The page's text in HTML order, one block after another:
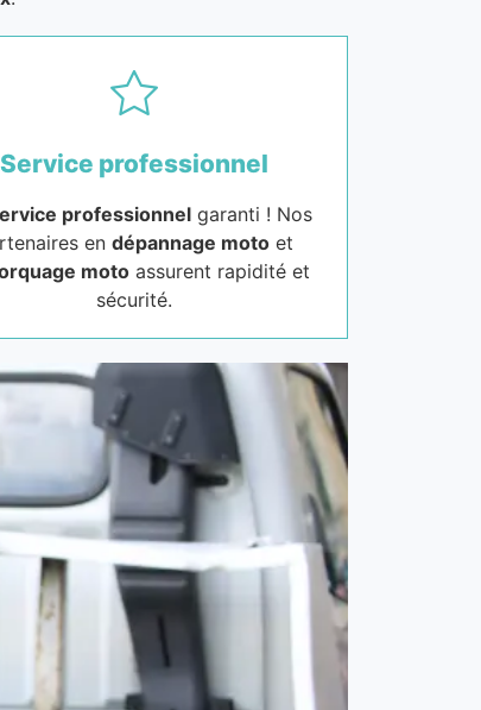
Service professionnel
professionnelgaranti ! Nos
en dépannage motoet
motoassurent rapidité et
sécurité.